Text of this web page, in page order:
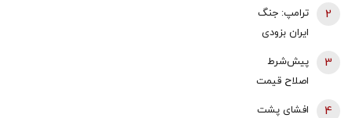
جوانان: اگر
تفاهم ایران و
آمریکارا برای
آینده ایران
ترامپ: جنگ
ایران بزودی
تامین برخی
مهمات
«محدودتر»
2
پیش‌شرط
اصلاح قیمت
3
افشای پشت
4